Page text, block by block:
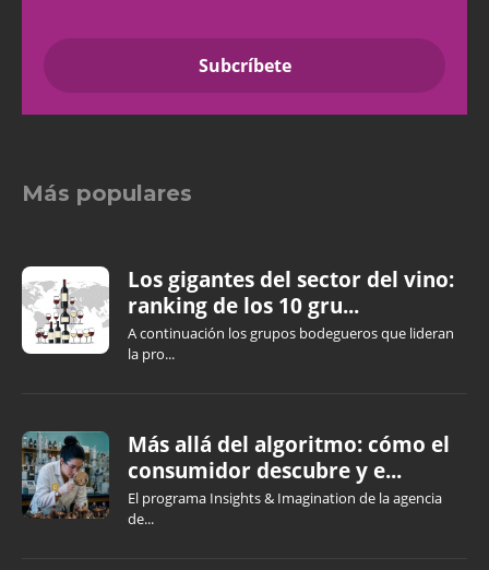
Más populares
Los gigantes del sector del vino:
ranking de los 10 gru...
A continuación los grupos bodegueros que lideran
la pro...
Más allá del algoritmo: cómo el
consumidor descubre y e...
El programa Insights & Imagination de la agencia
de...